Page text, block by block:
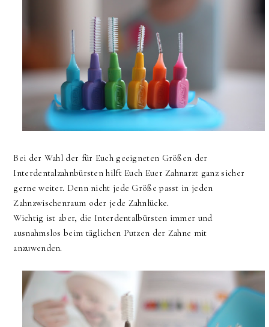
Bei der Wahl der für Euch geeigneten Größen der
Interdentalzahnbürsten hilft Euch Euer Zahnarzt ganz sicher
gerne weiter. Denn nicht jede Größe passt in jeden
Zahnzwischenraum oder jede Zahnlücke.
Wichtig ist aber, die Interdentalbürsten immer und
ausnahmslos beim täglichen Putzen der Zahne mit
anzuwenden.